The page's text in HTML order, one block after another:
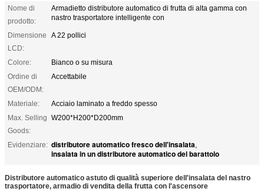
Nome di
prodotto:
Armadietto distributore automatico di frutta di alta gamma con
nastro trasportatore intelligente con
Dimensione
LCD:
A 22 pollici
Colore:
Bianco o su misura
Ordine di
OEM/ODM:
Accettabile
Materiale:
Acciaio laminato a freddo spesso
Max. Selling
Goods:
W200*H200*D200mm
Evidenziare: distributore automatico fresco dell'insalata,
insalata in un distributore automatico del barattolo
Distributore automatico astuto di qualità superiore dell'insalata del nastro
trasportatore, armadio di vendita della frutta con l'ascensore